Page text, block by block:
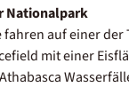
Nationalpark
auf einer
mit einer